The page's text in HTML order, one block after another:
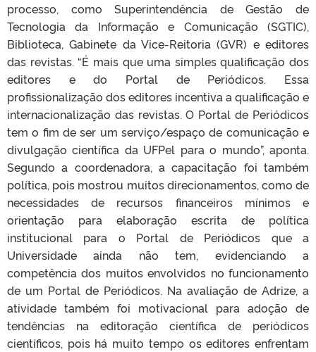
processo, como Superintendência de Gestão de
Tecnologia da Informação e Comunicação (SGTIC),
Biblioteca, Gabinete da Vice-Reitoria (GVR) e editores
das revistas. “É mais que uma simples qualificação dos
editores e do Portal de Periódicos. Essa
profissionalização dos editores incentiva a qualificação e
internacionalização das revistas. O Portal de Periódicos
tem o fim de ser um serviço/espaço de comunicação e
divulgação científica da UFPel para o mundo”, aponta.
Segundo a coordenadora, a capacitação foi também
política, pois mostrou muitos direcionamentos, como de
necessidades de recursos financeiros mínimos e
orientação para elaboração escrita de política
institucional para o Portal de Periódicos que a
Universidade ainda não tem, evidenciando a
competência dos muitos envolvidos no funcionamento
de um Portal de Periódicos. Na avaliação de Adrize, a
atividade também foi motivacional para adoção de
tendências na editoração científica de periódicos
científicos, pois há muito tempo os editores enfrentam